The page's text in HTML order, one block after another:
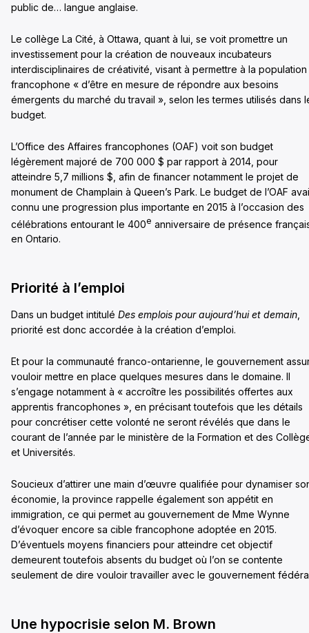
public de… langue anglaise.
Le collège La Cité, à Ottawa, quant à lui, se voit promettre un
investissement pour la création de nouveaux incubateurs
interdisciplinaires de créativité, visant à permettre à la population
francophone « d’être en mesure de répondre aux besoins
émergents du marché du travail », selon les termes utilisés dans
budget.
L’Office des Affaires francophones (OAF) voit son budget
légèrement majoré de 700 000 $ par rapport à 2014, pour
atteindre 5,7 millions $, afin de financer notamment le projet de
monument de Champlain à Queen’s Park. Le budget de l’OAF
connu une progression plus importante en 2015 à l’occasion des
célébrations entourant le 400e anniversaire de présence
en Ontario.
Priorité à l’emploi
Dans un budget intitulé Des emplois pour aujourd’hui et demain
priorité est donc accordée à la création d’emploi.
Et pour la communauté franco-ontarienne, le gouvernement
vouloir mettre en place quelques mesures dans le domaine. Il
s’engage notamment à « accroître les possibilités offertes aux
apprentis francophones », en précisant toutefois que les détails
pour concrétiser cette volonté ne seront révélés que dans le
courant de l’année par le ministère de la Formation et des
et Universités.
Soucieux d’attirer une main d’œuvre qualifiée pour dynamiser
économie, la province rappelle également son appétit en
immigration, ce qui permet au gouvernement de Mme Wynne
d’évoquer encore sa cible francophone adoptée en 2015.
D’éventuels moyens financiers pour atteindre cet objectif
demeurent toutefois absents du budget où l’on se contente
seulement de dire vouloir travailler avec le gouvernement
Une hypocrisie selon M. Brown